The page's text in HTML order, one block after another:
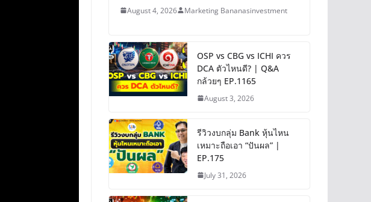
August 4, 2026 Marketing Bananasinvestment
OSP vs CBG vs ICHI ควร
DCA ตัวไหนดี? | Q&A
กล้วยๆ EP.1165
August 3, 2026
รีวิวงบกลุ่ม Bank หุ้นไหน
เหมาะถือเอา “ปันผล” |
EP.175
July 31, 2026